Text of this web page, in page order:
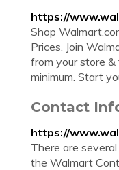
https://
Shop
Prices. Join
from your store
minimum. Start
Contact
https://
There are
the Walmart